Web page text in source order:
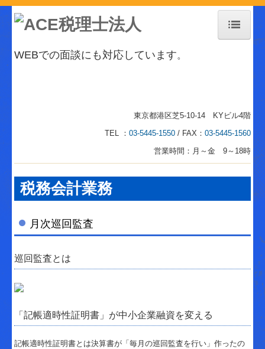
ホーム
経営革新等支援機関とは
業務案内
創業・起業支援
経営改善支援
中堅企業税務支援
WEBでの面談にも対応しています。
東京都港区芝5-10-14 KYビル4階
TEL ： 03-5445-1550/ FAX： 03-5445-1560
営業時間：月～金 9～18時
税務会計業務
月次巡回監査
巡回監査とは
「記帳適時性証明書」が中小企業融資を変える
記帳適時性証明書とは決算書が「毎月の巡回監査を行い」作ったの